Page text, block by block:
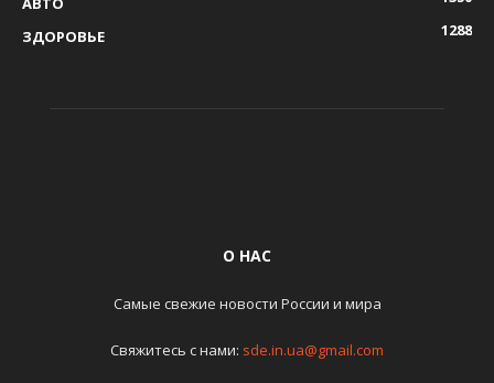
ЗДОРОВЬЕ
1288
О НАС
Самые свежие новости России и мира
Свяжитесь с нами: sde.in.ua@gmail.com